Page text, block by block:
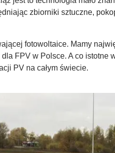
zbiorniki sztuczne,
fotowoltaice. Mamy
FPV w Polsce. A co istotne
PV na całym świecie.